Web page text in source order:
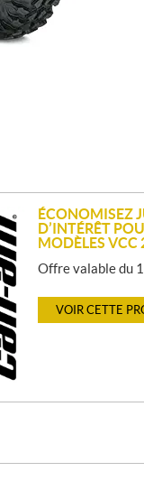
ÉCONOMISEZ
D’INTÉRÊT
MODÈLES VCC
Offre valable du
VOIR CETTE